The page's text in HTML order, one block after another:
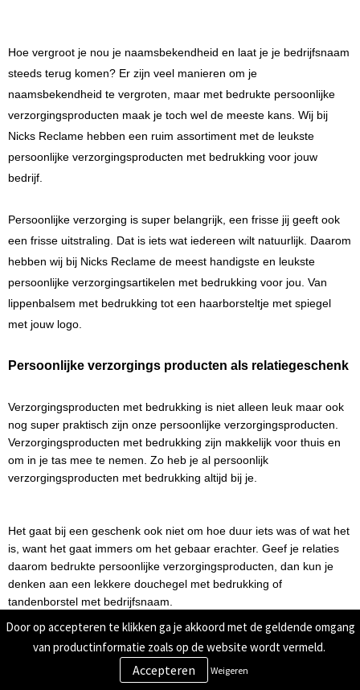
Hoe vergroot je nou je naamsbekendheid en laat je je bedrijfsnaam
steeds terug komen? Er zijn veel manieren om je
naamsbekendheid te vergroten, maar met bedrukte persoonlijke
verzorgingsproducten maak je toch wel de meeste kans. Wij bij
Nicks Reclame hebben een ruim assortiment met de leukste
persoonlijke verzorgingsproducten met bedrukking voor jouw
bedrijf.
Persoonlijke verzorging is super belangrijk, een frisse jij geeft ook
een frisse uitstraling. Dat is iets wat iedereen wilt natuurlijk. Daarom
hebben wij bij Nicks Reclame de meest handigste en leukste
persoonlijke verzorgingsartikelen met bedrukking voor jou. Van
lippenbalsem met bedrukking tot een haarborsteltje met spiegel
met jouw logo.
Persoonlijke verzorgings producten als relatiegeschenk
Verzorgingsproducten met bedrukking is niet alleen leuk maar ook
nog super praktisch zijn onze persoonlijke verzorgingsproducten.
Verzorgingsproducten met bedrukking zijn makkelijk voor thuis en
om in je tas mee te nemen. Zo heb je al persoonlijk
verzorgingsproducten met bedrukking altijd bij je.
Het gaat bij een geschenk ook niet om hoe duur iets was of wat het
is, want het gaat immers om het gebaar erachter. Geef je relaties
daarom bedrukte persoonlijke verzorgingsproducten, dan kun je
denken aan een lekkere douchegel met bedrukking of
tandenborstel met bedrijfsnaam.
Persoonlijke verzorgingsproducten met bedrukking is altijd leuk om
te geven aan je zakenrelaties,. Maak het nog meer bijzonder door
Door op accepteren te klikken ga je akkoord met de geldende omgang
van productinformatie zoals op de website wordt vermeld.
Weigeren